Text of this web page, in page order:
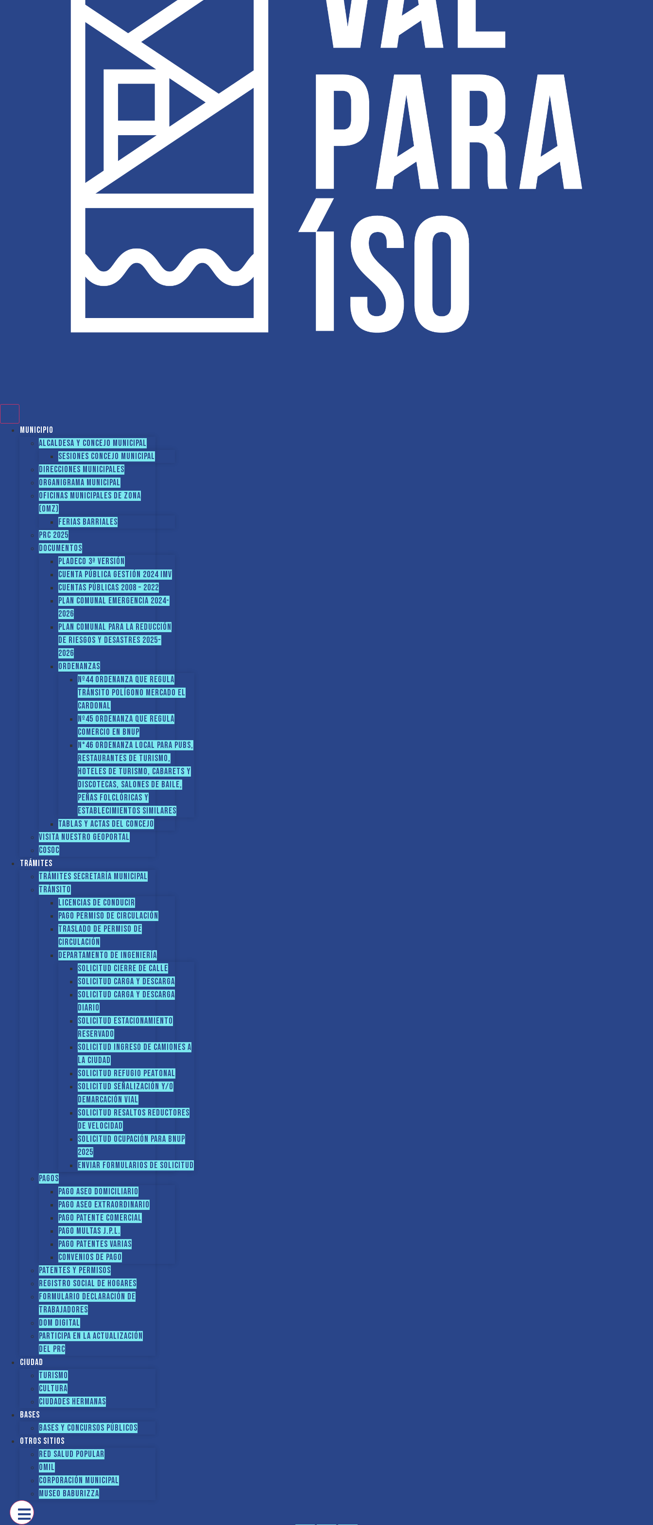
Municipio
Alcaldesa y Concejo Municipal
Sesiones Concejo Municipal
Direcciones municipales
Organigrama Municipal
Oficinas Municipales de Zona
(OMZ)
Ferias Barriales
PRC 2025
Documentos
PLADECO 3ª VERSIÓN
CUENTA PÚBLICA GESTIÓN 2024 IMV
Cuentas Públicas 2008 – 2022
PLAN COMUNAL EMERGENCIA 2024-
2026
PLAN COMUNAL PARA LA REDUCCIÓN
DE RIESGOS Y DESASTRES 2025-
2026
ORDENANZAS
Nº44 Ordenanza que regula
tránsito Polígono Mercado El
Cardonal
Nº45 Ordenanza que regula
comercio en BNUP
N°46 Ordenanza local para pubs,
restaurantes de turismo,
hoteles de turismo, cabarets y
discotecas, salones de baile,
peñas folclóricas y
establecimientos similares
Tablas y Actas del Concejo
Visita nuestro GEOPORTAL
COSOC
Trámites
Trámites Secretaría Municipal
Tránsito
Licencias de conducir
Pago Permiso de Circulación
Traslado de Permiso de
circulación
Departamento de Ingeniería
Solicitud Cierre de calle
Solicitud Carga y descarga
Solicitud Carga y descarga
diario
Solicitud Estacionamiento
reservado
Solicitud Ingreso de camiones a
la ciudad
Solicitud Refugio peatonal
Solicitud Señalización y/o
demarcación vial
Solicitud Resaltos reductores
de velocidad
Solicitud Ocupación para BNUP
2025
ENVIAR FORMULARIOS DE SOLICITUD
Pagos
Pago Aseo domiciliario
Pago Aseo extraordinario
Pago Patente comercial
Pago multas J.P.L.
Pago Patentes varias
Convenios de pago
Patentes y Permisos
Registro social de hogares
FORMULARIO DECLARACIÓN DE
TRABAJADORES
DOM Digital
Participa en la actualización
del PRC
Ciudad
Turismo
Cultura
Ciudades hermanas
Bases
Bases y Concursos Públicos
Otros sitios
Red Salud Popular
OMIL
Corporación Municipal
Museo Baburizza